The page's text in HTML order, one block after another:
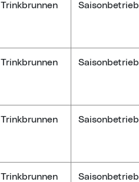
Trinkbrunnen Saisonbetrieb
Trinkbrunnen Saisonbetrieb
Trinkbrunnen Saisonbetrieb
Trinkbrunnen Saisonbetrieb